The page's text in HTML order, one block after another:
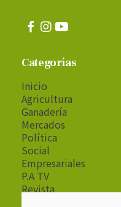
Categorías
Inicio
Agricultura
Ganadería
Mercados
Política
Social
Empresariales
P.A TV
Revista